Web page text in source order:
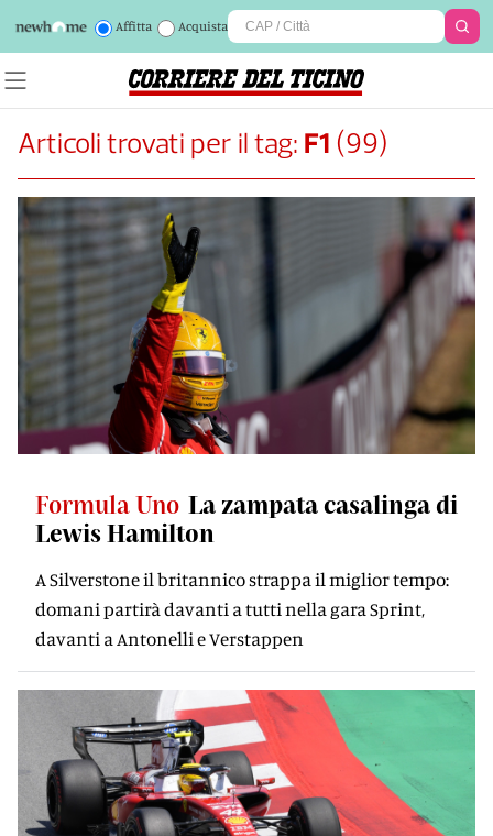
Affitta Acquista
Articoli trovati per il tag: F1 (99)
Formula Uno La zampata casalinga di
Lewis Hamilton
A Silverstone il britannico strappa il miglior tempo:
domani partirà davanti a tutti nella gara Sprint,
davanti a Antonelli e Verstappen